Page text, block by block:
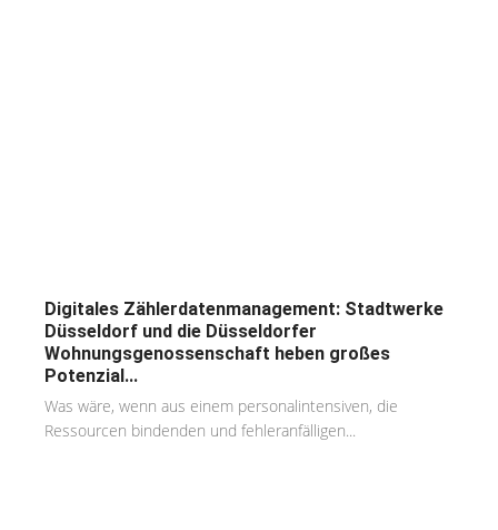
Digitales Zählerdatenmanagement: Stadtwerke
Düsseldorf und die Düsseldorfer
Wohnungsgenossenschaft heben großes
Potenzial...
Was wäre, wenn aus einem personalintensiven, die
Ressourcen bindenden und fehleranfälligen...